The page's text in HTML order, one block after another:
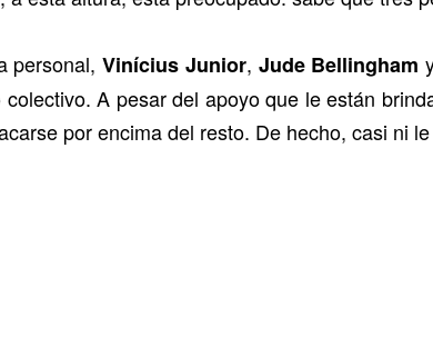
personal, Vinícius Junior, Jude Bellingham
A pesar del apoyo que le están
por encima del resto. De hecho, casi ni